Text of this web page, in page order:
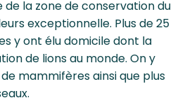
de la zone de conservation du
exceptionnelle. Plus de 25
y ont élu domicile dont la
de lions au monde. On y
mammifères ainsi que plus